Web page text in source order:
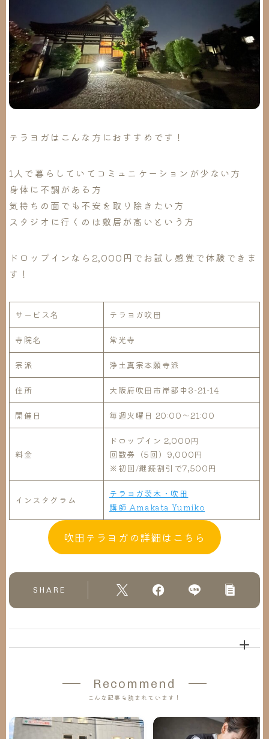
テラヨガはこんな方におすすめです！
1人で暮らしていてコミュニケーションが少ない方
身体に不調がある方
気持ちの面でも不安を取り除きたい方
スタジオに行くのは敷居が高いという方
ドロップインなら2,000円でお試し感覚で体験できま
す！
サービス名 テラヨガ吹田
寺院名 常光寺
宗派 浄土真宗本願寺派
住所 大阪府吹田市岸部中3-21-14
開催日 毎週火曜日 20:00〜21:00
料金
ドロップイン 2,000円
回数券（5回）9,000円
※初回/継続割引で7,500円
インスタグラム
テラヨガ茨木・吹田
講師 Amakata Yumiko
吹田テラヨガの詳細はこちら
SHARE
Recommend
こんな記事も読まれています！